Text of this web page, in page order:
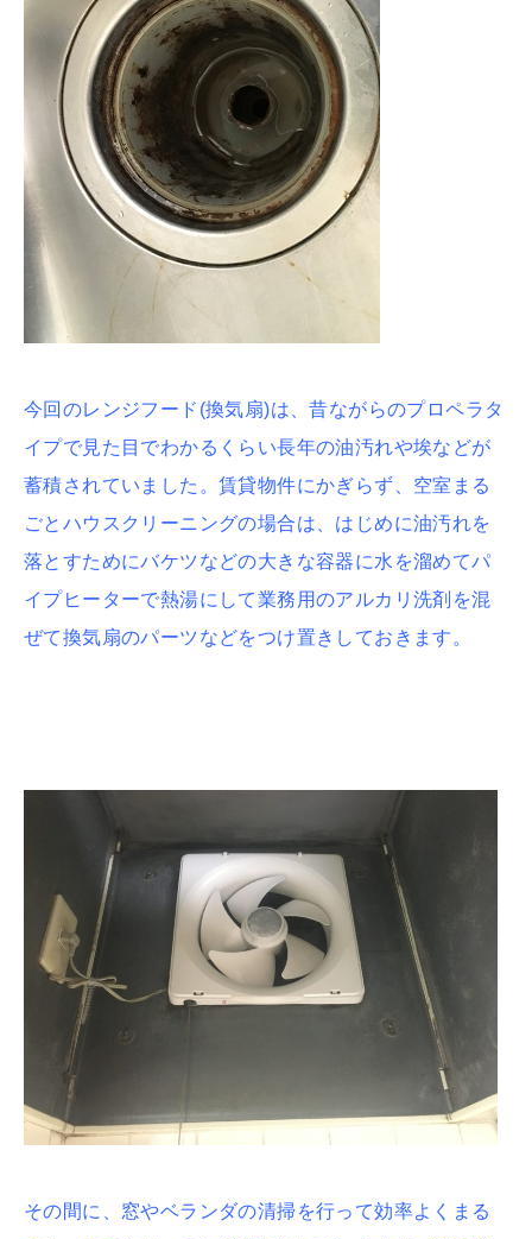
今回のレンジフード(換気扇)は、昔ながらのプロペラタ
イプで見た目でわかるくらい長年の油汚れや埃などが
蓄積されていました。賃貸物件にかぎらず、空室まる
ごとハウスクリーニングの場合は、はじめに油汚れを
落とすためにバケツなどの大きな容器に水を溜めてパ
イプヒーターで熱湯にして業務用のアルカリ洗剤を混
ぜて換気扇のパーツなどをつけ置きしておきます。
その間に、窓やベランダの清掃を行って効率よくまる